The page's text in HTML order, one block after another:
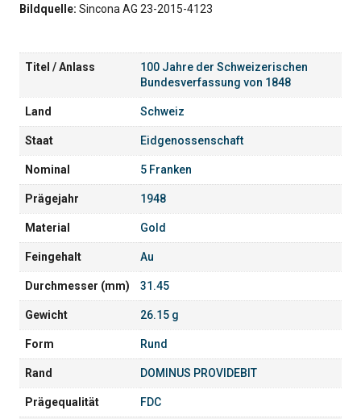
Bildquelle: Sincona AG 23-2015-4123
Titel / Anlass
100 Jahre der Schweizerischen
Bundesverfassung von 1848
Land Schweiz
Staat Eidgenossenschaft
Nominal 5 Franken
Prägejahr 1948
Material Gold
Feingehalt Au
Durchmesser (mm) 31.45
Gewicht 26.15 g
Form Rund
Rand DOMINUS PROVIDEBIT
Prägequalität FDC